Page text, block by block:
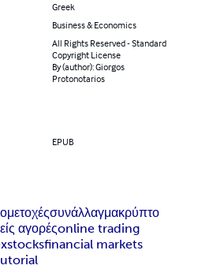
Greek
Business & Economics
All Rights Reserved - Standard
Copyright License
By (author): Giorgos
Protonotarios
EPUB
μετοχέςσυνάλλαγμακρύπτο
αγορέςonline trading
stocksfinancial markets